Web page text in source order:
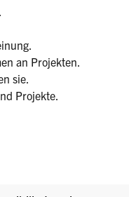
an Projekten.
sie.
Projekte.